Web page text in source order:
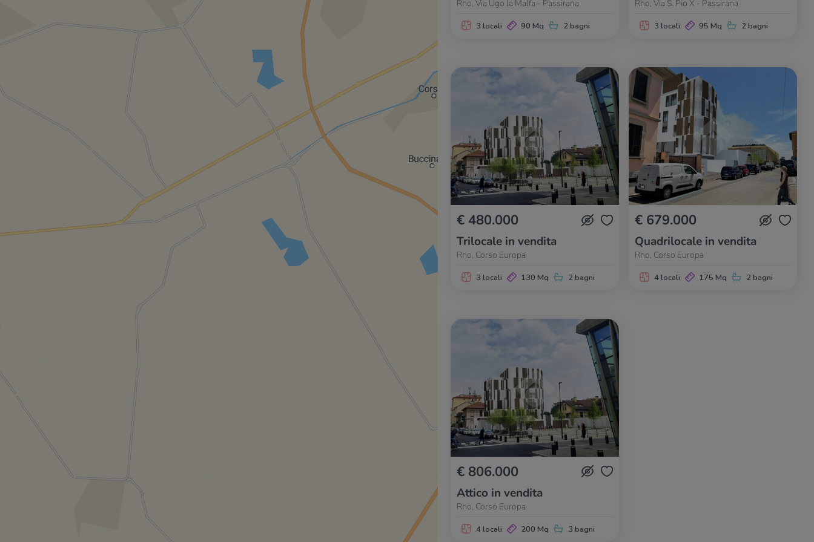
Rho, Via Ugo la Malfa - Passirana
3 locali 90 Mq 2 bagni
Rho, Via S. Pio X - Passirana
3 locali 95 Mq 2 bagni
€ 480.000
Trilocale in vendita
Rho, Corso Europa
3 locali 130 Mq 2 bagni
€ 679.000
Quadrilocale in vendita
Rho, Corso Europa
4 locali 175 Mq 2 bagni
€ 806.000
Attico in vendita
Rho, Corso Europa
4 locali 200 Mq 3 bagni